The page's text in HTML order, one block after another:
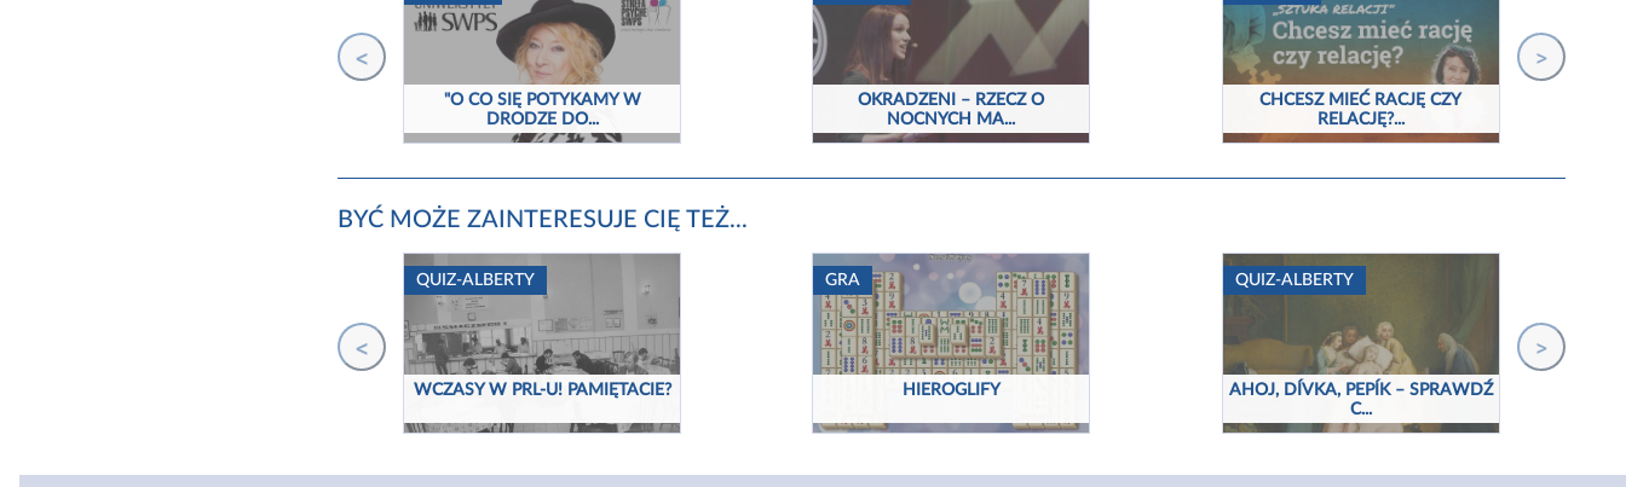
"O CO SIĘ POTYKAMY W
DRODZE DO...
OKRADZENI – RZECZ O
NOCNYCH MA...
CHCESZ MIEĆ RACJĘ CZY
RELACJĘ?...
< >
BYĆ MOŻE ZAINTERESUJE CIĘ TEŻ...
QUIZ-ALBERTY
WCZASY W PRL-U! PAMIĘTACIE?
GRA
HIEROGLIFY
QUIZ-ALBERTY
AHOJ, DÍVKA, PEPÍK – SPRAWDŹ
C...
< >